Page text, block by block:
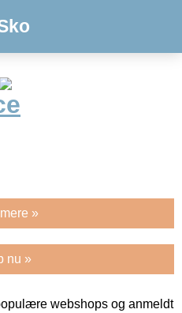
»
nu »
webshops og anmeldt